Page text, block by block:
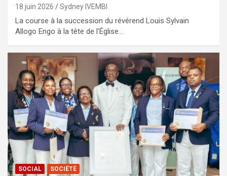
18 juin 2026 Sydney IVEMBI
La course à la succession du révérend Louis Sylvain
Allogo Engo à la tête de l’Église…
SOCIAL SOCIÉTÉ